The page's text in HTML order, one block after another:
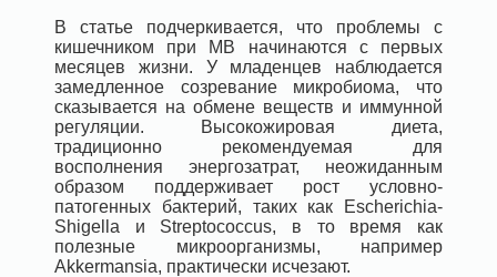
В статье подчеркивается, что проблемы с
кишечником при МВ начинаются с первых
месяцев жизни. У младенцев наблюдается
замедленное созревание микробиома, что
сказывается на обмене веществ и иммунной
регуляции. Высокожировая диета,
традиционно рекомендуемая для
восполнения энергозатрат, неожиданным
образом поддерживает рост условно-
патогенных бактерий, таких как Escherichia-
Shigella и Streptococcus, в то время как
полезные микроорганизмы, например
Akkermansia, практически исчезают.